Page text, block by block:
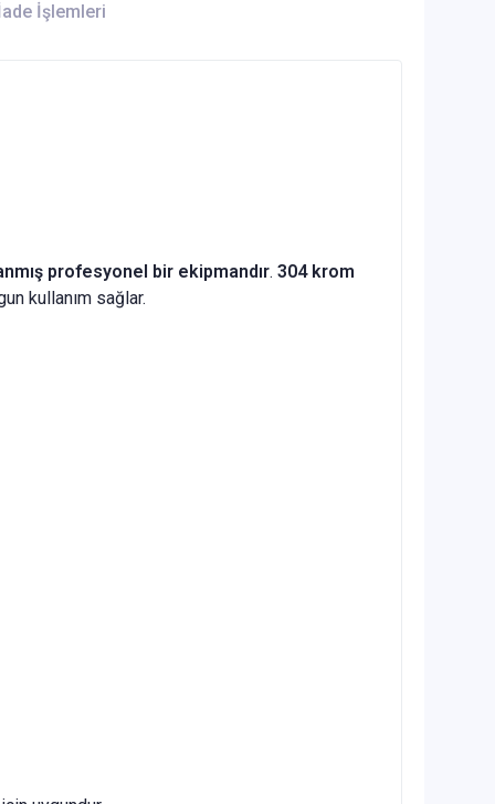
İşlemleri
profesyonel bir ekipmandır. 304 krom
kullanım sağlar.